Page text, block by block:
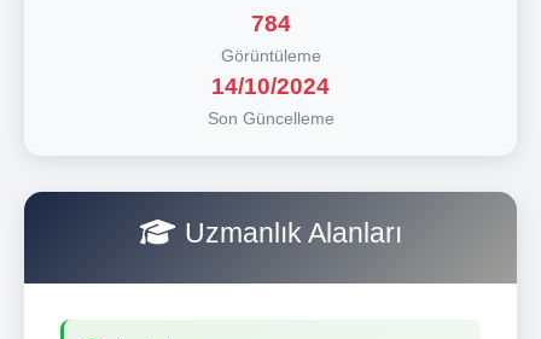
784
Görüntüleme
14/10/2024
Son Güncelleme
Uzmanlık Alanları